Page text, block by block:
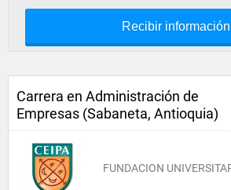
Recibir información
Carrera en Administración de
Empresas (Sabaneta, Antioquia)
FUNDACION